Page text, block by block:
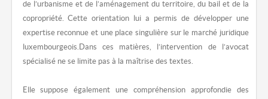
de l’urbanisme et de l’aménagement du territoire, du bail et de la
copropriété. Cette orientation lui a permis de développer une
expertise reconnue et une place singulière sur le marché juridique
luxembourgeois.Dans ces matières, l’intervention de l’avocat
spécialisé ne se limite pas à la maîtrise des textes.
Elle suppose également une compréhension approfondie des